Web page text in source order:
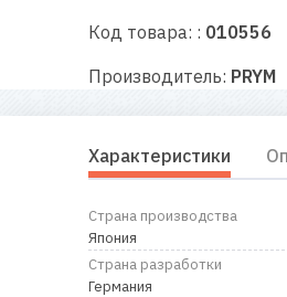
Код товара: : 010556
Производитель: PRYM
Характеристики
Страна производства
Япония
Страна разработки
Германия